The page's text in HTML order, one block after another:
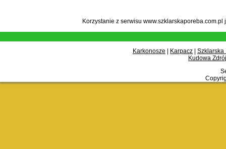
Korzystanie z serwisu
Karkonosze Karpacz
Szklarska
Kudowa